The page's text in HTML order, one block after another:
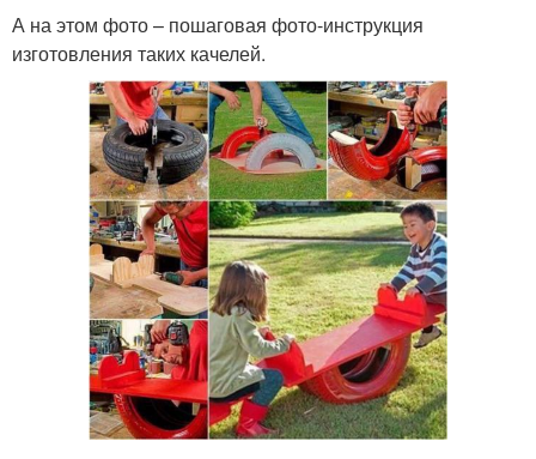
А на этом фото – пошаговая фото-инструкция
изготовления таких качелей.